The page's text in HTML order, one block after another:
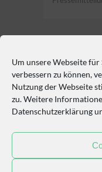
Um unsere Webseite
verbessern zu können,
Nutzung der Webseite
zu. Weitere
Datenschutzerklärung
So erreichen Sie uns
Philipp-
+49 341 97-